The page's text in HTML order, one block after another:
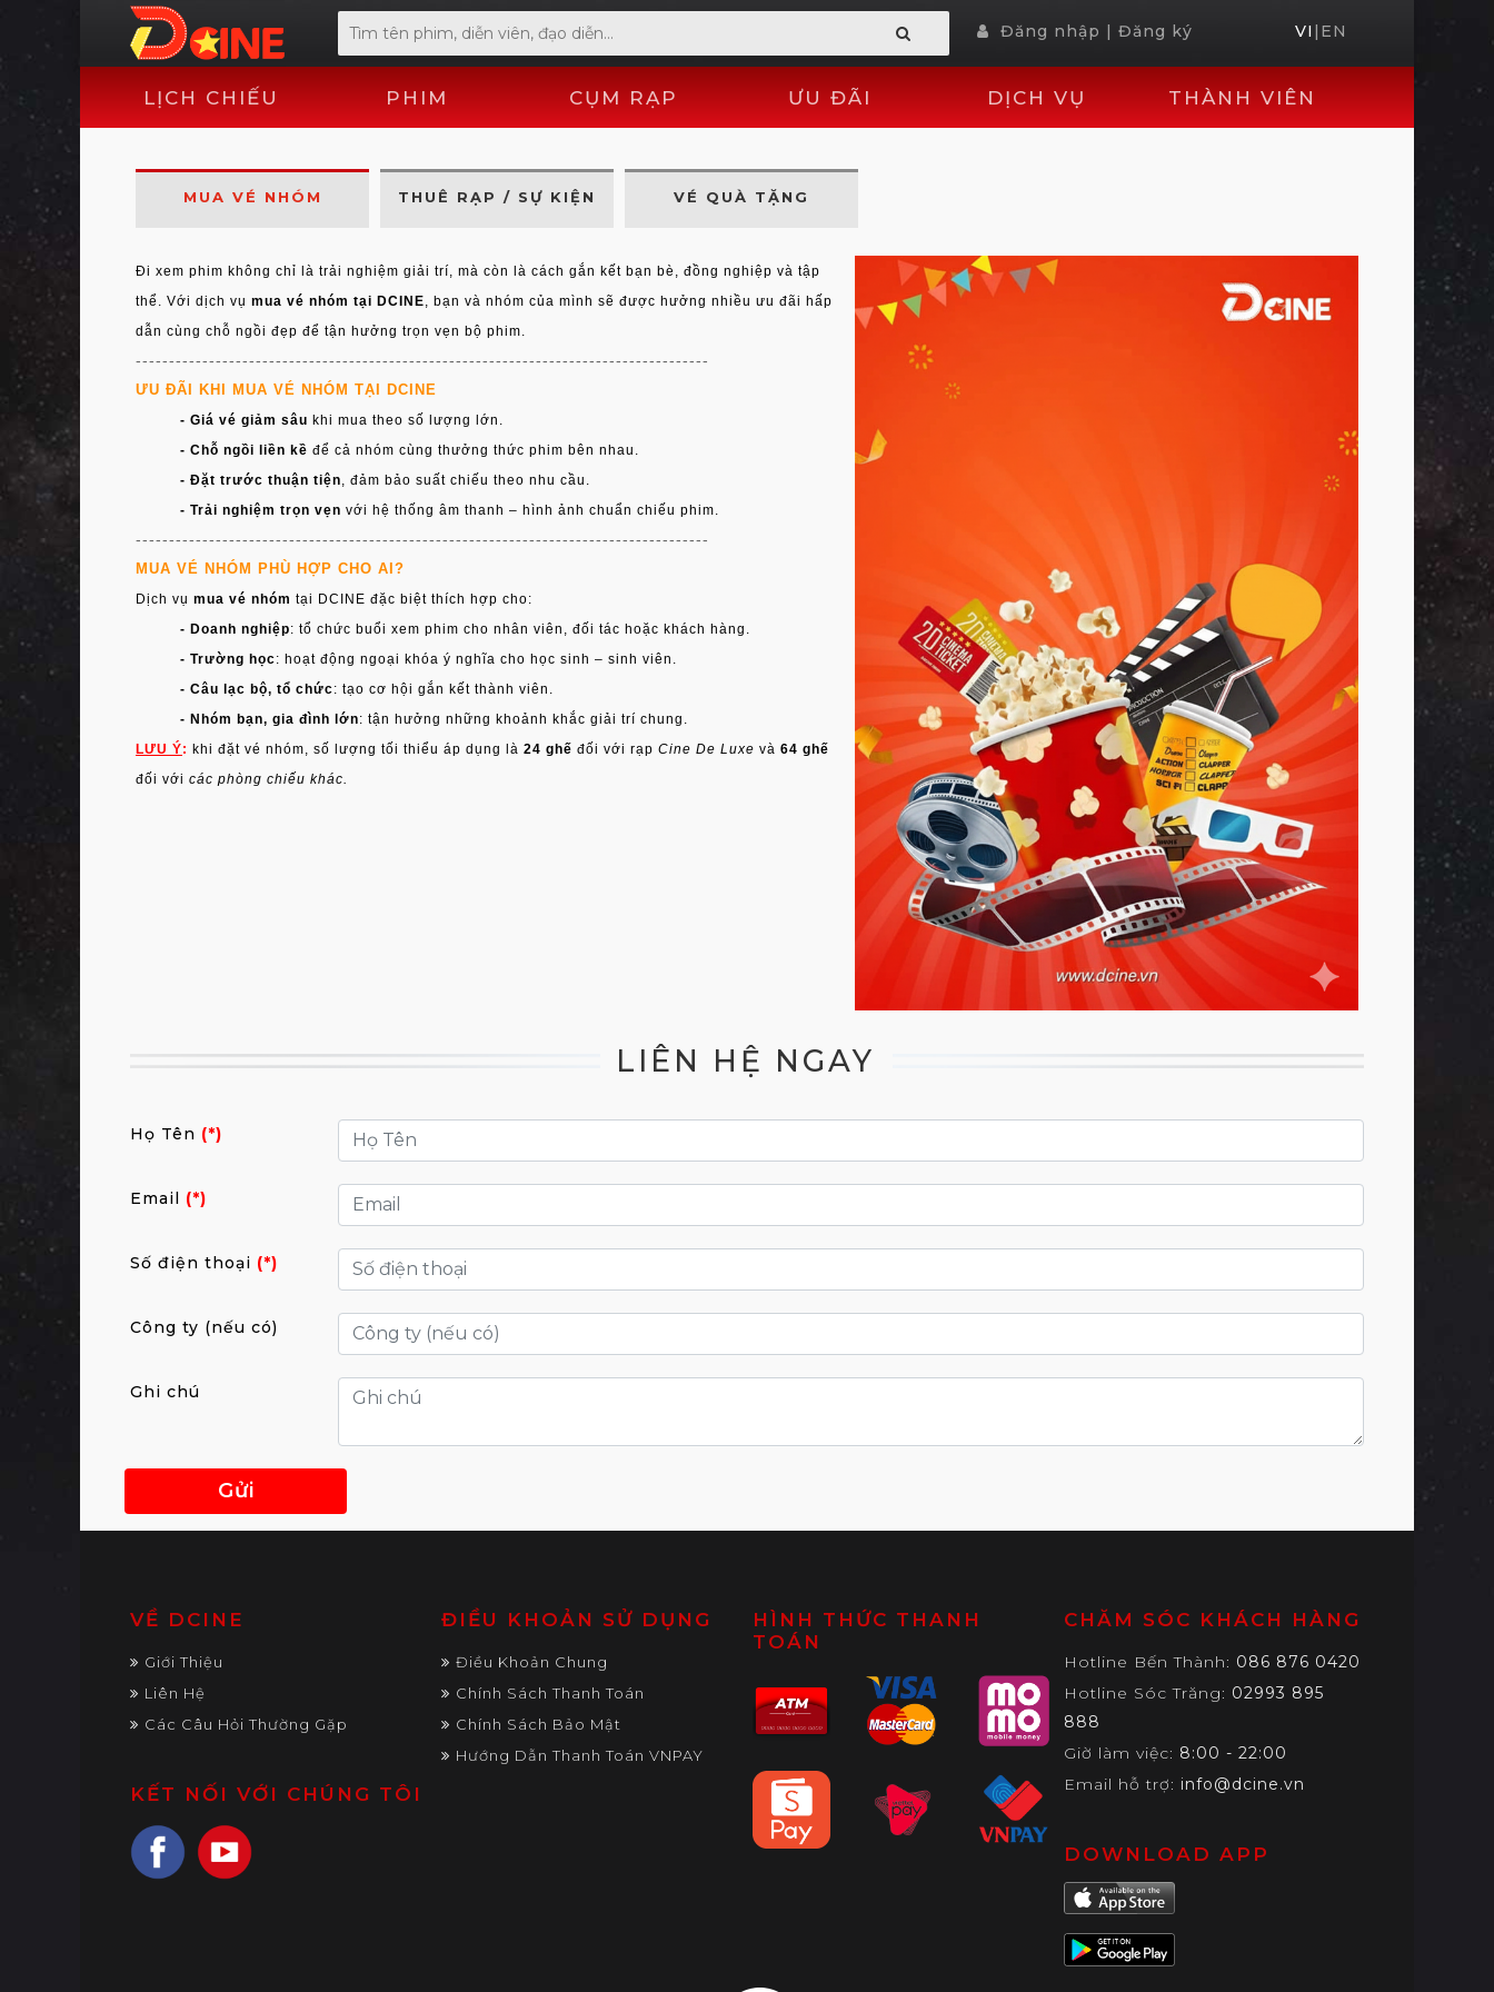
Đăng nhập | Đăng ký VI | EN
LỊCH CHIẾU PHIM CỤM RẠP ƯU ĐÃI DỊCH VỤ THÀNH VIÊN
MUA VÉ NHÓM THUÊ RẠP / SỰ KIỆN VÉ QUÀ TẶNG
Đi xem phim không chỉ là trải nghiệm giải trí, mà còn là cách gắn kết bạn bè, đồng nghiệp và tập
thể. Với dịch vụ mua vé nhóm tại DCINE, bạn và nhóm của mình sẽ được hưởng nhiều ưu đãi hấp
dẫn cùng chỗ ngồi đẹp để tận hưởng trọn vẹn bộ phim.
--------------------------------------------------------------------------------------
ƯU ĐÃI KHI MUA VÉ NHÓM TẠI DCINE
- Giá vé giảm sâu khi mua theo số lượng lớn.
- Chỗ ngồi liền kề để cả nhóm cùng thưởng thức phim bên nhau.
- Đặt trước thuận tiện, đảm bảo suất chiếu theo nhu cầu.
- Trải nghiệm trọn vẹn với hệ thống âm thanh – hình ảnh chuẩn chiếu phim.
--------------------------------------------------------------------------------------
MUA VÉ NHÓM PHÙ HỢP CHO AI?
Dịch vụ mua vé nhóm tại DCINE đặc biệt thích hợp cho:
- Doanh nghiệp: tổ chức buổi xem phim cho nhân viên, đối tác hoặc khách hàng.
- Trường học: hoạt động ngoại khóa ý nghĩa cho học sinh – sinh viên.
- Câu lạc bộ, tổ chức: tạo cơ hội gắn kết thành viên.
- Nhóm bạn, gia đình lớn: tận hưởng những khoảnh khắc giải trí chung.
LƯU Ý: khi đặt vé nhóm, số lượng tối thiểu áp dụng là 24 ghế đối với rạp Cine De Luxe và 64 ghế
đối với các phòng chiếu khác.
LIÊN HỆ NGAY
Họ Tên (*)
Email (*)
Số điện thoại (*)
Công ty (nếu có)
Ghi chú
Gửi
VỀ DCINE
Giới Thiệu
Liên Hệ
Các Câu Hỏi Thường Gặp
KẾT NỐI VỚI CHÚNG TÔI
ĐIỀU KHOẢN SỬ DỤNG
Điều Khoản Chung
Chính Sách Thanh Toán
Chính Sách Bảo Mật
Hướng Dẫn Thanh Toán VNPAY
HÌNH THỨC THANH
TOÁN
CHĂM SÓC KHÁCH HÀNG
Hotline Bến Thành: 086 876 0420
Hotline Sóc Trăng: 02993 895
888
Giờ làm việc: 8:00 - 22:00
Email hỗ trợ: info@dcine.vn
DOWNLOAD APP